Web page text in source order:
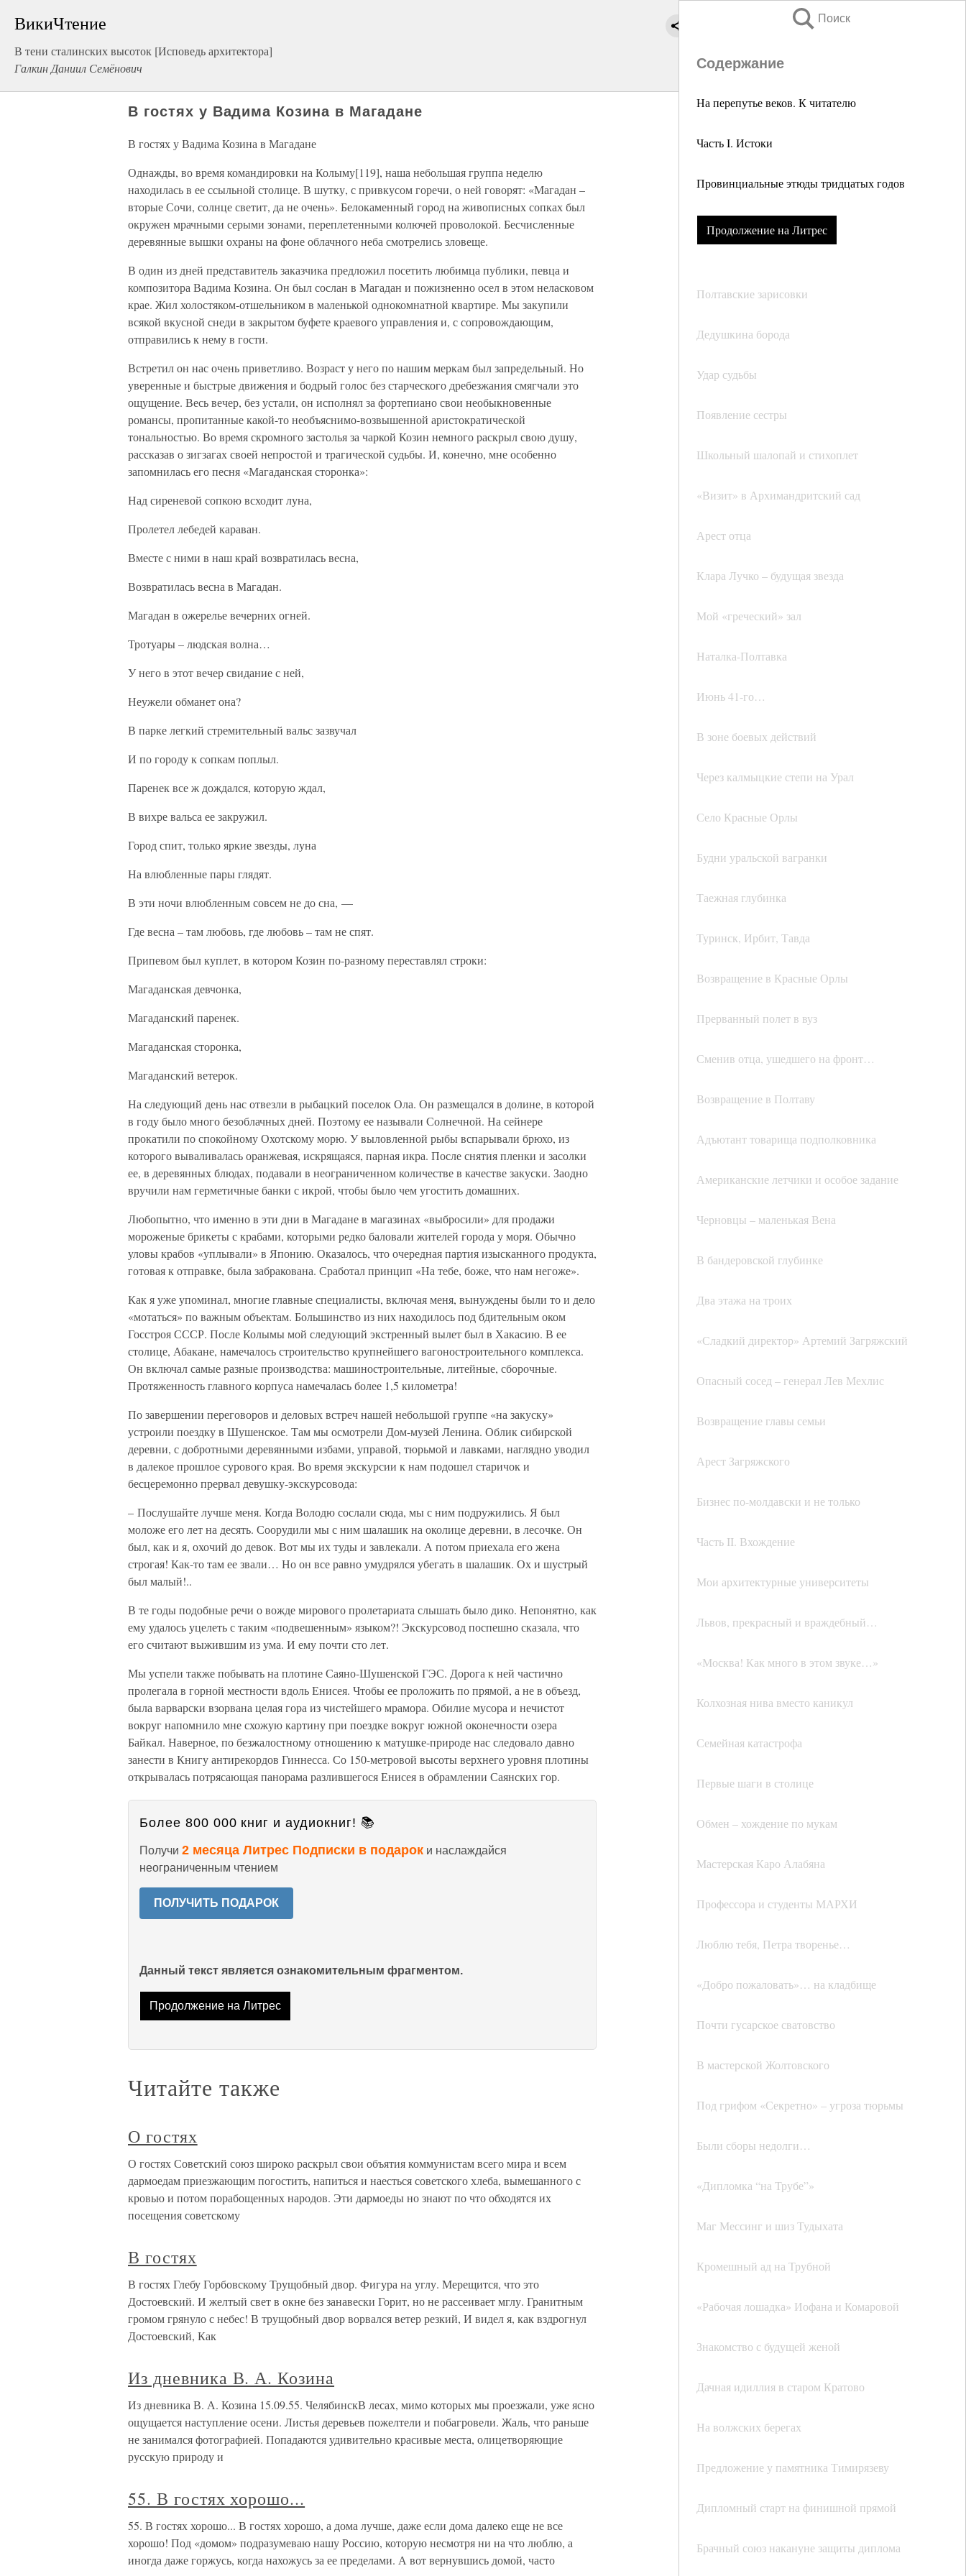
ВикиЧтение
В тени сталинских высоток [Исповедь архитектора]
Галкин Даниил Семёнович
Поиск
Содержание
На перепутье веков. К читателю
Часть I. Истоки
Провинциальные этюды тридцатых годов
Продолжение на Литрес
Полтавские зарисовки
Дедушкина борода
Удар судьбы
Появление сестры
Школьный шалопай и стихоплет
«Визит» в Архимандритский сад
Арест отца
Клара Лучко – будущая звезда
Мой «греческий» зал
Наталка-Полтавка
Июнь 41-го…
В зоне боевых действий
Через калмыцкие степи на Урал
Село Красные Орлы
Будни уральской вагранки
Таежная глубинка
Туринск, Ирбит, Тавда
Возвращение в Красные Орлы
Прерванный полет в вуз
Сменив отца, ушедшего на фронт…
Возвращение в Полтаву
Адъютант товарища подполковника
Американские летчики и особое задание
Черновцы – маленькая Вена
В бандеровской глубинке
Два этажа на троих
«Сладкий директор» Артемий Загряжский
Опасный сосед – генерал Лев Мехлис
Возвращение главы семьи
Арест Загряжского
Бизнес по-молдавски и не только
Часть II. Вхождение
Мои архитектурные университеты
Львов, прекрасный и враждебный…
«Москва! Как много в этом звуке…»
Колхозная нива вместо каникул
Семейная катастрофа
Первые шаги в столице
Обмен – хождение по мукам
Мастерская Каро Алабяна
Профессора и студенты МАРХИ
Люблю тебя, Петра творенье…
«Добро пожаловать»… на кладбище
Почти гусарское сватовство
В мастерской Жолтовского
Под грифом «Секретно» – угроза тюрьмы
Были сборы недолги…
«Дипломка “на Трубе”»
Маг Мессинг и шиз Тудыхата
Кромешный ад на Трубной
«Рабочая лошадка» Иофана и Комаровой
Знакомство с будущей женой
Дачная идиллия в старом Кратово
На волжских берегах
Предложение у памятника Тимирязеву
Дипломный старт на финишной прямой
Брачный союз накануне защиты диплома
В гостях у Вадима Козина в Магадане
В гостях у Вадима Козина в Магадане
Однажды, во время командировки на Колыму[119], наша небольшая группа неделю
находилась в ее ссыльной столице. В шутку, с привкусом горечи, о ней говорят: «Магадан –
вторые Сочи, солнце светит, да не очень». Белокаменный город на живописных сопках был
окружен мрачными серыми зонами, переплетенными колючей проволокой. Бесчисленные
деревянные вышки охраны на фоне облачного неба смотрелись зловеще.
В один из дней представитель заказчика предложил посетить любимца публики, певца и
композитора Вадима Козина. Он был сослан в Магадан и пожизненно осел в этом неласковом
крае. Жил холостяком-отшельником в маленькой однокомнатной квартире. Мы закупили
всякой вкусной снеди в закрытом буфете краевого управления и, с сопровождающим,
отправились к нему в гости.
Встретил он нас очень приветливо. Возраст у него по нашим меркам был запредельный. Но
уверенные и быстрые движения и бодрый голос без старческого дребезжания смягчали это
ощущение. Весь вечер, без устали, он исполнял за фортепиано свои необыкновенные
романсы, пропитанные какой-то необъяснимо-возвышенной аристократической
тональностью. Во время скромного застолья за чаркой Козин немного раскрыл свою душу,
рассказав о зигзагах своей непростой и трагической судьбы. И, конечно, мне особенно
запомнилась его песня «Магаданская сторонка»:
Над сиреневой сопкою всходит луна,
Пролетел лебедей караван.
Вместе с ними в наш край возвратилась весна,
Возвратилась весна в Магадан.
Магадан в ожерелье вечерних огней.
Тротуары – людская волна…
У него в этот вечер свидание с ней,
Неужели обманет она?
В парке легкий стремительный вальс зазвучал
И по городу к сопкам поплыл.
Паренек все ж дождался, которую ждал,
В вихре вальса ее закружил.
Город спит, только яркие звезды, луна
На влюбленные пары глядят.
В эти ночи влюбленным совсем не до сна, —
Где весна – там любовь, где любовь – там не спят.
Припевом был куплет, в котором Козин по-разному переставлял строки:
Магаданская девчонка,
Магаданский паренек.
Магаданская сторонка,
Магаданский ветерок.
На следующий день нас отвезли в рыбацкий поселок Ола. Он размещался в долине, в которой
в году было много безоблачных дней. Поэтому ее называли Солнечной. На сейнере
прокатили по спокойному Охотскому морю. У выловленной рыбы вспарывали брюхо, из
которого вываливалась оранжевая, искрящаяся, парная икра. После снятия пленки и засолки
ее, в деревянных блюдах, подавали в неограниченном количестве в качестве закуски. Заодно
вручили нам герметичные банки с икрой, чтобы было чем угостить домашних.
Любопытно, что именно в эти дни в Магадане в магазинах «выбросили» для продажи
мороженые брикеты с крабами, которыми редко баловали жителей города у моря. Обычно
уловы крабов «уплывали» в Японию. Оказалось, что очередная партия изысканного продукта,
готовая к отправке, была забракована. Сработал принцип «На тебе, боже, что нам негоже».
Как я уже упоминал, многие главные специалисты, включая меня, вынуждены были то и дело
«мотаться» по важным объектам. Большинство из них находилось под бдительным оком
Госстроя СССР. После Колымы мой следующий экстренный вылет был в Хакасию. В ее
столице, Абакане, намечалось строительство крупнейшего вагоностроительного комплекса.
Он включал самые разные производства: машиностроительные, литейные, сборочные.
Протяженность главного корпуса намечалась более 1,5 километра!
По завершении переговоров и деловых встреч нашей небольшой группе «на закуску»
устроили поездку в Шушенское. Там мы осмотрели Дом-музей Ленина. Облик сибирской
деревни, с добротными деревянными избами, управой, тюрьмой и лавками, наглядно уводил
в далекое прошлое сурового края. Во время экскурсии к нам подошел старичок и
бесцеремонно прервал девушку-экскурсовода:
– Послушайте лучше меня. Когда Володю сослали сюда, мы с ним подружились. Я был
моложе его лет на десять. Соорудили мы с ним шалашик на околице деревни, в лесочке. Он
был, как и я, охочий до девок. Вот мы их туды и завлекали. А потом приехала его жена
строгая! Как-то там ее звали… Но он все равно умудрялся убегать в шалашик. Ох и шустрый
был малый!..
В те годы подобные речи о вожде мирового пролетариата слышать было дико. Непонятно, как
ему удалось уцелеть с таким «подвешенным» языком?! Экскурсовод поспешно сказала, что
его считают выжившим из ума. И ему почти сто лет.
Мы успели также побывать на плотине Саяно-Шушенской ГЭС. Дорога к ней частично
пролегала в горной местности вдоль Енисея. Чтобы ее проложить по прямой, а не в объезд,
была варварски взорвана целая гора из чистейшего мрамора. Обилие мусора и нечистот
вокруг напомнило мне схожую картину при поездке вокруг южной оконечности озера
Байкал. Наверное, по безжалостному отношению к матушке-природе нас следовало давно
занести в Книгу антирекордов Гиннесса. Со 150-метровой высоты верхнего уровня плотины
открывалась потрясающая панорама разлившегося Енисея в обрамлении Саянских гор.
Более 800 000 книг и аудиокниг! 📚
Получи 2 месяца Литрес Подписки в подарок и наслаждайся
неограниченным чтением
ПОЛУЧИТЬ ПОДАРОК
Данный текст является ознакомительным фрагментом.
Продолжение на Литрес
Читайте также
О гостях
О гостях Советский союз широко раскрыл свои объятия коммунистам всего мира и всем
дармоедам приезжающим погостить, напиться и наесться советского хлеба, вымешанного с
кровью и потом порабощенных народов. Эти дармоеды но знают по что обходятся их
посещения советскому
В гостях
В гостях Глебу Горбовскому Трущобный двор. Фигура на углу. Мерещится, что это
Достоевский. И желтый свет в окне без занавески Горит, но не рассеивает мглу. Гранитным
громом грянуло с небес! В трущобный двор ворвался ветер резкий, И видел я, как вздрогнул
Достоевский, Как
Из дневника В. А. Козина
Из дневника В. А. Козина 15.09.55. ЧелябинскВ лесах, мимо которых мы проезжали, уже ясно
ощущается наступление осени. Листья деревьев пожелтели и побагровели. Жаль, что раньше
не занимался фотографией. Попадаются удивительно красивые места, олицетворяющие
русскую природу и
55. В гостях хорошо...
55. В гостях хорошо... В гостях хорошо, а дома лучше, даже если дома далеко еще не все
хорошо! Под «домом» подразумеваю нашу Россию, которую несмотря ни на что люблю, а
иногда даже горжусь, когда нахожусь за ее пределами. А вот вернувшись домой, часто